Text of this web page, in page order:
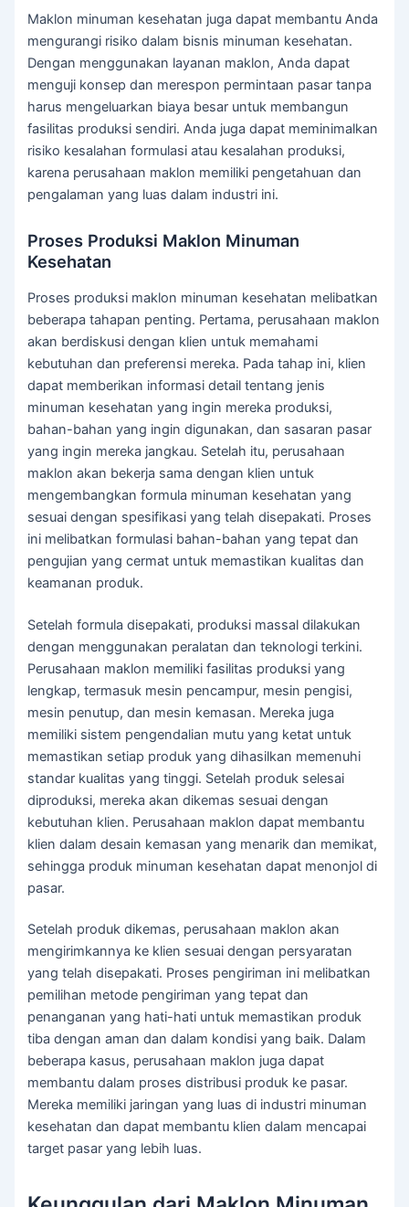
Maklon minuman kesehatan juga dapat membantu Anda
mengurangi risiko dalam bisnis minuman kesehatan.
Dengan menggunakan layanan maklon, Anda dapat
menguji konsep dan merespon permintaan pasar tanpa
harus mengeluarkan biaya besar untuk membangun
fasilitas produksi sendiri. Anda juga dapat meminimalkan
risiko kesalahan formulasi atau kesalahan produksi,
karena perusahaan maklon memiliki pengetahuan dan
pengalaman yang luas dalam industri ini.
Proses Produksi Maklon Minuman
Kesehatan
Proses produksi maklon minuman kesehatan melibatkan
beberapa tahapan penting. Pertama, perusahaan maklon
akan berdiskusi dengan klien untuk memahami
kebutuhan dan preferensi mereka. Pada tahap ini, klien
dapat memberikan informasi detail tentang jenis
minuman kesehatan yang ingin mereka produksi,
bahan-bahan yang ingin digunakan, dan sasaran pasar
yang ingin mereka jangkau. Setelah itu, perusahaan
maklon akan bekerja sama dengan klien untuk
mengembangkan formula minuman kesehatan yang
sesuai dengan spesifikasi yang telah disepakati. Proses
ini melibatkan formulasi bahan-bahan yang tepat dan
pengujian yang cermat untuk memastikan kualitas dan
keamanan produk.
Setelah formula disepakati, produksi massal dilakukan
dengan menggunakan peralatan dan teknologi terkini.
Perusahaan maklon memiliki fasilitas produksi yang
lengkap, termasuk mesin pencampur, mesin pengisi,
mesin penutup, dan mesin kemasan. Mereka juga
memiliki sistem pengendalian mutu yang ketat untuk
memastikan setiap produk yang dihasilkan memenuhi
standar kualitas yang tinggi. Setelah produk selesai
diproduksi, mereka akan dikemas sesuai dengan
kebutuhan klien. Perusahaan maklon dapat membantu
klien dalam desain kemasan yang menarik dan memikat,
sehingga produk minuman kesehatan dapat menonjol di
pasar.
Setelah produk dikemas, perusahaan maklon akan
mengirimkannya ke klien sesuai dengan persyaratan
yang telah disepakati. Proses pengiriman ini melibatkan
pemilihan metode pengiriman yang tepat dan
penanganan yang hati-hati untuk memastikan produk
tiba dengan aman dan dalam kondisi yang baik. Dalam
beberapa kasus, perusahaan maklon juga dapat
membantu dalam proses distribusi produk ke pasar.
Mereka memiliki jaringan yang luas di industri minuman
kesehatan dan dapat membantu klien dalam mencapai
target pasar yang lebih luas.